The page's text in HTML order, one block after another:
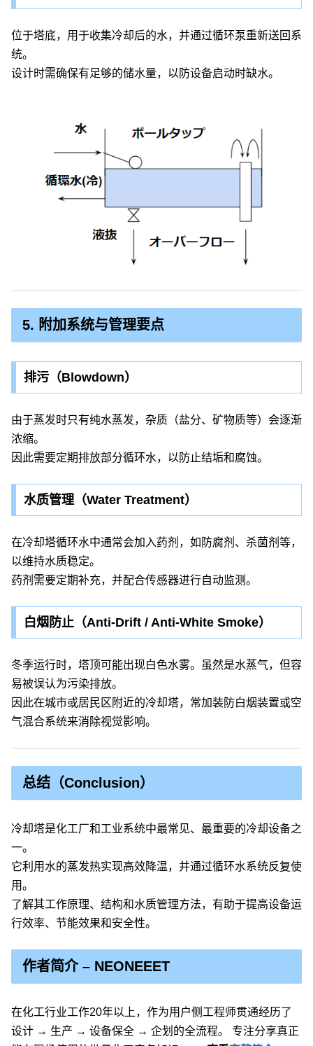
位于塔底，用于收集冷却后的水，并通过循环泵重新送回系
统。
设计时需确保有足够的储水量，以防设备启动时缺水。
5. 附加系统与管理要点
排污（Blowdown）
由于蒸发时只有纯水蒸发，杂质（盐分、矿物质等）会逐渐
浓缩。
因此需要定期排放部分循环水，以防止结垢和腐蚀。
水质管理（Water Treatment）
在冷却塔循环水中通常会加入药剂，如防腐剂、杀菌剂等，
以维持水质稳定。
药剂需要定期补充，并配合传感器进行自动监测。
白烟防止（Anti-Drift / Anti-White Smoke）
冬季运行时，塔顶可能出现白色水雾。虽然是水蒸气，但容
易被误认为污染排放。
因此在城市或居民区附近的冷却塔，常加装防白烟装置或空
气混合系统来消除视觉影响。
总结（Conclusion）
冷却塔是化工厂和工业系统中最常见、最重要的冷却设备之
一。
它利用水的蒸发热实现高效降温，并通过循环水系统反复使
用。
了解其工作原理、结构和水质管理方法，有助于提高设备运
行效率、节能效果和安全性。
作者简介 – NEONEEET
在化工行业工作20年以上，作为用户侧工程师贯通经历了
设计 → 生产 → 设备保全 → 企划的全流程。 专注分享真正